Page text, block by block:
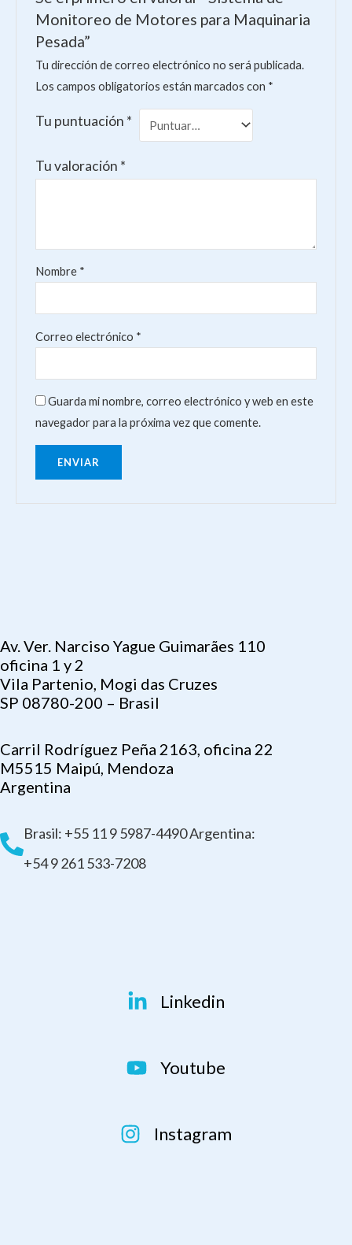
Monitoreo de Motores para Maquinaria
Pesada”
Tu dirección de correo electrónico no será publicada.
Los campos obligatorios están marcados con *
Tu puntuación *
Tu valoración *
Nombre *
Correo electrónico *
Guarda mi nombre, correo electrónico y web en este
navegador para la próxima vez que comente.
Av. Ver. Narciso Yague Guimarães 110
oficina 1 y 2
Vila Partenio, Mogi das Cruzes
SP 08780-200 – Brasil
Carril Rodríguez Peña 2163, oficina 22
M5515 Maipú, Mendoza
Argentina
Brasil: +55 11 9 5987-4490 Argentina:
+54 9 261 533-7208
Linkedin
Youtube
Instagram